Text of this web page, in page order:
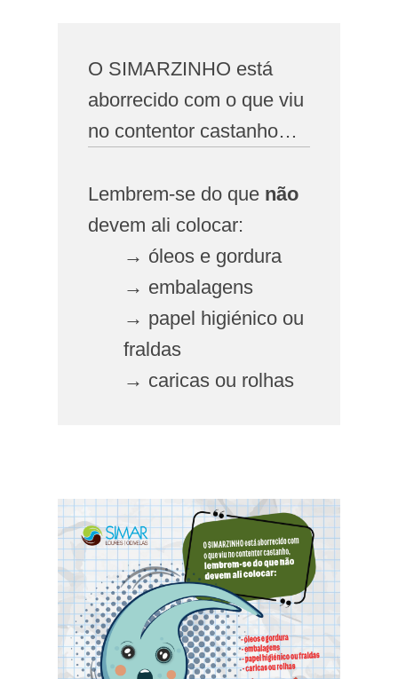
O SIMARZINHO está
aborrecido com o que viu
no contentor castanho…
Lembrem-se do que não
devem ali colocar:
→ óleos e gordura
→ embalagens
→ papel higiénico ou
fraldas
→ caricas ou rolhas